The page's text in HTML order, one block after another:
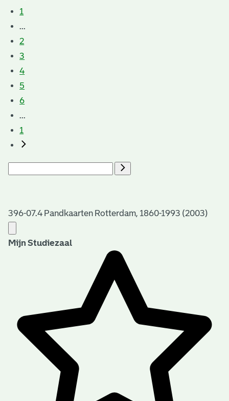
1
...
2
3
4
5
6
...
1
396-07.4 Pandkaarten Rotterdam, 1860-1993 (2003)
Mijn Studiezaal